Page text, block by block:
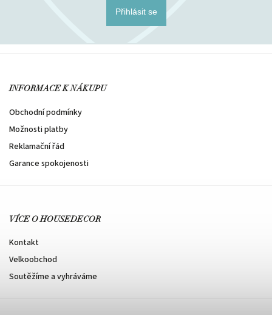
Přihlásit se
INFORMACE K NÁKUPU
Obchodní podmínky
Možnosti platby
Reklamační řád
Garance spokojenosti
VÍCE O HOUSEDECOR
Kontakt
Velkoobchod
Soutěžíme a vyhráváme